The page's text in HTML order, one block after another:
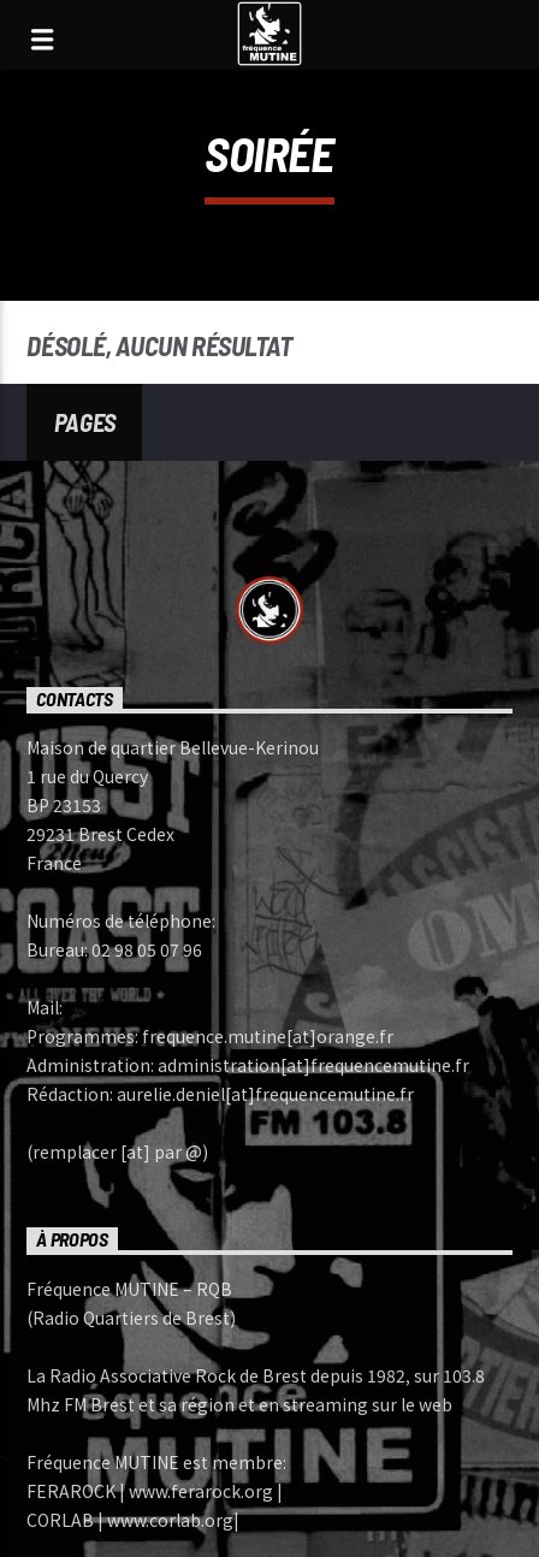
SOIRÉE
DÉSOLÉ, AUCUN RÉSULTAT
PAGES
CONTACTS
Maison de quartier Bellevue-Kerinou
1 rue du Quercy
BP 23153
29231 Brest Cedex
France
Numéros de téléphone:
Bureau: 02 98 05 07 96
Mail:
Programmes: frequence.mutine[at]orange.fr
Administration: administration[at]frequencemutine.fr
Rédaction: aurelie.deniel[at]frequencemutine.fr
(remplacer [at] par @)
À PROPOS
Fréquence MUTINE – RQB
(Radio Quartiers de Brest)
La Radio Associative Rock de Brest depuis 1982, sur 103.8
Mhz FM Brest et sa région et en streaming sur le web
Fréquence MUTINE est membre:
FERAROCK | www.ferarock.org |
CORLAB | www.corlab.org|